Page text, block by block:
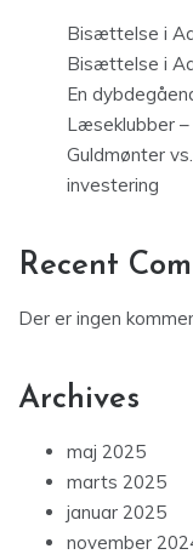
Bisættelse i
Bisættelse i
En
Læseklubber
Guldmønter
investering
Recent
Der er ingen
Archives
maj 2025
marts 2025
januar 2025
november